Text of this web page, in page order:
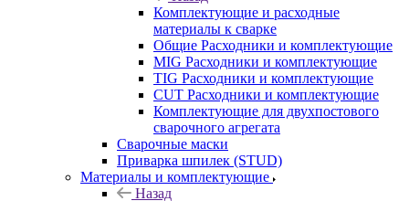
Комплектующие и расходные
материалы к сварке
Общие Расходники и комплектующие
MIG Расходники и комплектующие
TIG Расходники и комплектующие
CUT Расходники и комплектующие
Комплектующие для двухпостового
сварочного агрегата
Сварочные маски
Приварка шпилек (STUD)
Материалы и комплектующие
Назад